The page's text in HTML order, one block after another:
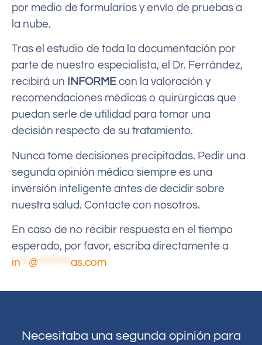
por medio de formularios y envío de pruebas a
la nube.
Tras el estudio de toda la documentación por
parte de nuestro especialista, el Dr. Ferrández,
recibirá un
INFORME con la valoración y
recomendaciones médicas o quirúrgicas que
puedan serle de utilidad para tomar una
decisión respecto de su tratamiento.
Nunca tome decisiones precipitadas. Pedir una
segunda opinión médica siempre es una
inversión inteligente antes de decidir sobre
nuestra salud. Contacte con nosotros.
En caso de no recibir respuesta en el tiempo
esperado, por favor, escriba directamente a
in ** @ ******** as.com
Necesitaba una segunda opinión para